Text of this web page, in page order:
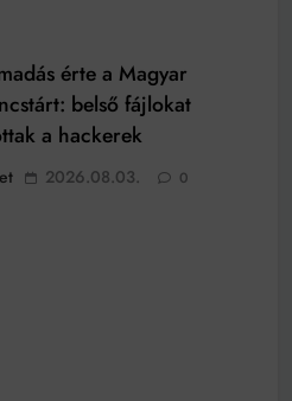
érte a Magyar
belső fájlokat
a hackerek
2026.08.03. 0